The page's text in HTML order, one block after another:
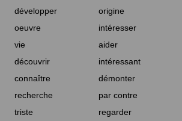
développer origine
oeuvre intéresser
vie aider
découvrir intéressant
connaître démonter
recherche par contre
triste regarder